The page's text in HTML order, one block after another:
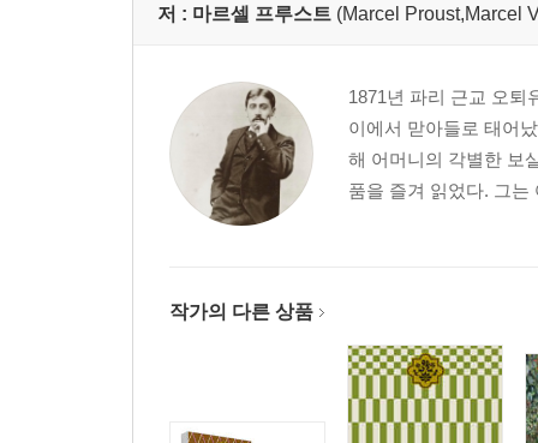
저 : 마르셀 프루스트 (Marcel Proust,Marcel
1871년 파리 근교 오퇴
이에서 맏아들로 태어
해 어머니의 각별한 보
품을 즐겨 읽었다. 그는
작가의 다른 상품